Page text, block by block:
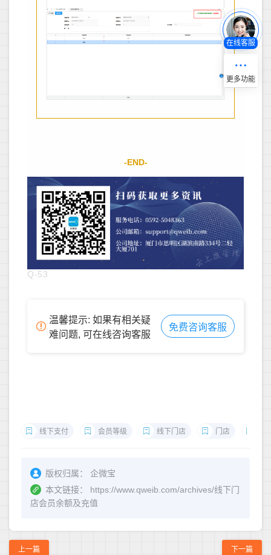
-END-
Q-53
温馨提示: 如果有相关疑
难问题, 可在线咨询客服
免费咨询客服
线下支付 会员等级 线下门店 门店
版权归属：
企微宝
本文链接：
https://www.qweib.com/archives/线下门
店会员余额及充值
上一篇 下一篇
在线客服